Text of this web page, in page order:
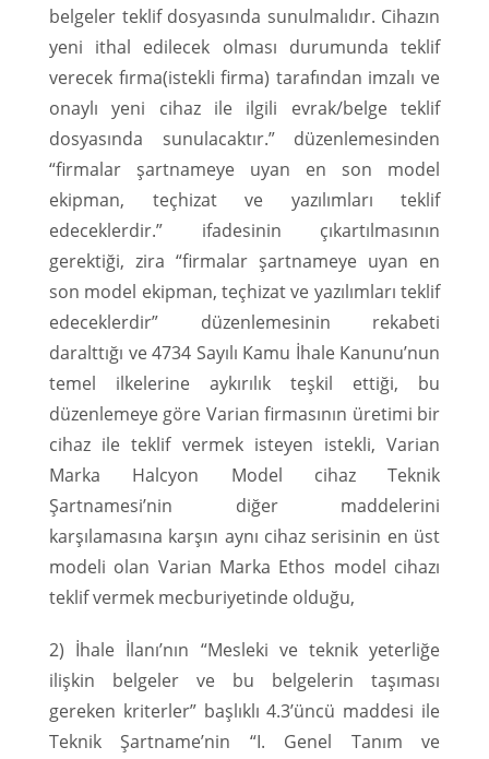
belgeler teklif dosyasında sunulmalıdır. Cihazın
yeni ithal edilecek olması durumunda teklif
verecek fırma(istekli firma) tarafından imzalı ve
onaylı yeni cihaz ile ilgili evrak/belge teklif
dosyasında sunulacaktır.” düzenlemesinden
“firmalar şartnameye uyan en son model
ekipman, teçhizat ve yazılımları teklif
edeceklerdir.” ifadesinin çıkartılmasının
gerektiği, zira “firmalar şartnameye uyan en
son model ekipman, teçhizat ve yazılımları teklif
edeceklerdir” düzenlemesinin rekabeti
daralttığı ve 4734 Sayılı Kamu İhale Kanunu’nun
temel ilkelerine aykırılık teşkil ettiği, bu
düzenlemeye göre Varian firmasının üretimi bir
cihaz ile teklif vermek isteyen istekli, Varian
Marka Halcyon Model cihaz Teknik
Şartnamesi’nin diğer maddelerini
karşılamasına karşın aynı cihaz serisinin en üst
modeli olan Varian Marka Ethos model cihazı
teklif vermek mecburiyetinde olduğu,
2) İhale İlanı’nın “Mesleki ve teknik yeterliğe
ilişkin belgeler ve bu belgelerin taşıması
gereken kriterler” başlıklı 4.3’üncü maddesi ile
Teknik Şartname’nin “I. Genel Tanım ve